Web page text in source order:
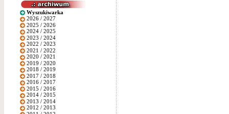
Wyszukiwarka
2026 / 2027
2025 / 2026
2024 / 2025
2023 / 2024
2022 / 2023
2021 / 2022
2020 / 2021
2019 / 2020
2018 / 2019
2017 / 2018
2016 / 2017
2015 / 2016
2014 / 2015
2013 / 2014
2012 / 2013